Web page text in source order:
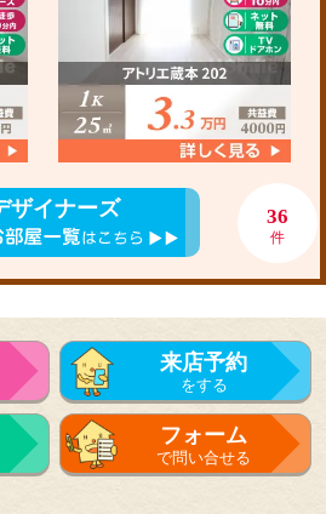
ザイナーズ 36
件
来店予約
をする
フォーム
で問い合せる